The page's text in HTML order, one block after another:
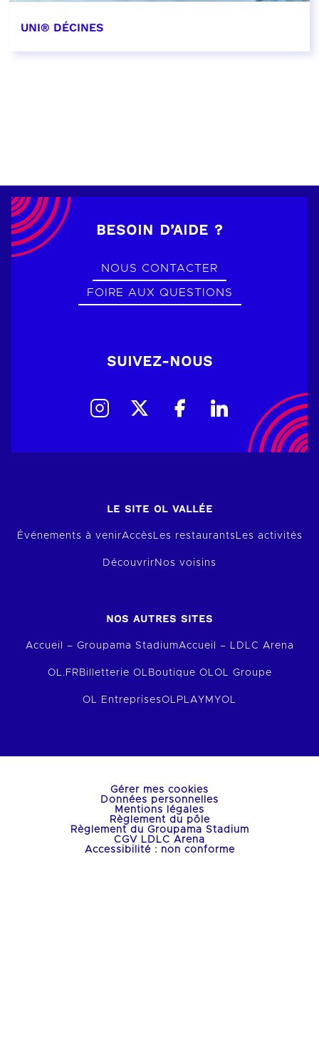
UNI® DÉCINES
BESOIN D’AIDE ?
NOUS CONTACTER
FOIRE AUX QUESTIONS
SUIVEZ-NOUS
LE SITE OL VALLÉE
Événements à venirAccèsLes restaurantsLes activités
Découvrir Nos voisins
NOS AUTRES SITES
Accueil – Groupama StadiumAccueil – LDLC Arena
OL.FR Billetterie OL Boutique OLOL Groupe
OL EntreprisesOLPLAY MYOL
Gérer mes cookies
Données personnelles
Mentions légales
Règlement du pôle
Règlement du Groupama Stadium
CGV LDLC Arena
Accessibilité : non conforme